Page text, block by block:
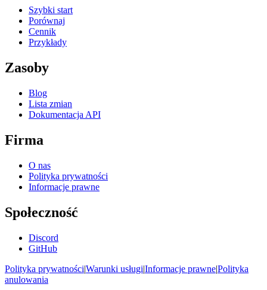
Szybki start
Porównaj
Cennik
Przykłady
Zasoby
Blog
Lista zmian
Dokumentacja API
Firma
O nas
Polityka prywatności
Informacje prawne
Społeczność
Discord
GitHub
Polityka prywatności|Warunki usługi|Informacje prawne|Polityka
anulowania